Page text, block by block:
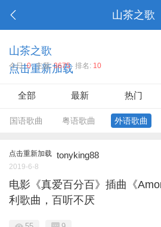
山茶之歌
山茶之歌
点击重新加载
今日:0 主题:3675 排名: 10
全部 最新 热门
国语歌曲 粤语歌曲 外语歌曲
点击重新加载 tonyking88
2019-6-8
电影《真爱百分百》插曲《
利歌曲，百听不厌